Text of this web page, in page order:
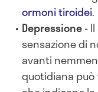
ormoni tiroidei.
Depressione-
sensazione di
avanti
quotidiana